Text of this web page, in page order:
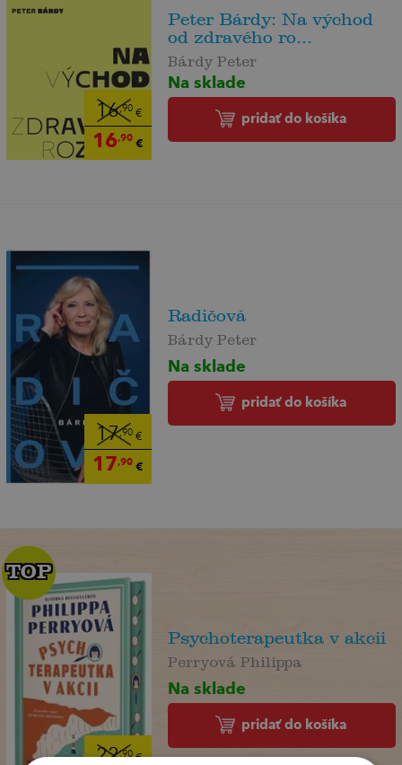
16,90€
16,90€
Peter Bárdy: Na východ
od zdravého ro...
Bárdy Peter
Na sklade
pridať do košíka
17,90€
17,90€
Radičová
Bárdy Peter
Na sklade
pridať do košíka
22,90€
TOP
TOP
Psychoterapeutka v akcii
Perryová Philippa
Na sklade
pridať do košíka